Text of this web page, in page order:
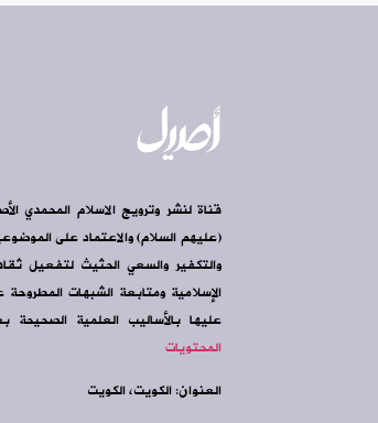
قناة لنشر وترويج الاسلام المحمدي
(عليهم السلام) والاعتماد على
والتكفير والسعي الحثيث لتفعيل
الإسلامية ومتابعة الشبهات
عليها بالأساليب العلمية الصحيحة
المحتويات
العنوان: الكويت، الكويت